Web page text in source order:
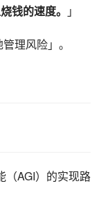
钱的速度。 」
理风险」。
（AGI）的实现路